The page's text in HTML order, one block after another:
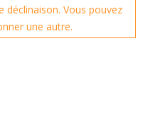
déclinaison. Vous pouvez
une autre.